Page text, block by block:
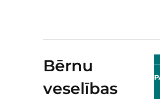
Bērnu
veselības
PACIENTA PORTĀLS